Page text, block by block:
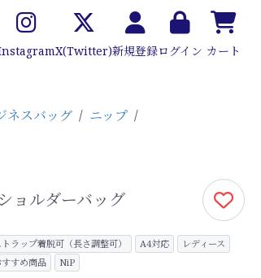
X(Twitter)新規登録ログイン カート
ネスバッグ / ニップ /
ョルダーバッグ
ラップ着脱可（長さ調整可） A4対応
レディース
すすめ商品 NiP